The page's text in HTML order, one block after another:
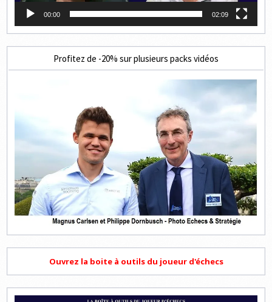
00:00 02:09
Profitez de -20% sur plusieurs packs vidéos
Ouvrez la boite à outils du joueur d'échecs